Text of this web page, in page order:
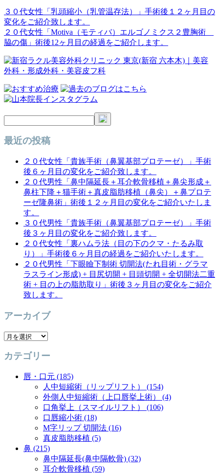
投
稿
ナ
ビ
ゲ
ー
ョ
ン
３０代女性「乳頭縮小（乳管温存法）」手術後１２ヶ月目の
変化をご紹介致します。
２０代女性「Motiva（モティバ）エルゴノミクス２豊胸術
脇の傷」術後12ヶ月目の経過をご紹介します。
最近の投稿
２０代女性「貴族手術（鼻翼基部プロテーゼ）」手術
後６ヶ月目の変化をご紹介致します。
２０代男性「鼻中隔延長＋耳介軟骨移植＋鼻尖形成＋
鼻柱下降＋猫手術＋真皮脂肪移植（鼻尖）＋鼻プロテ
ーゼ隆鼻術」術後１２ヶ月目の変化をご紹介いたしま
す。
３０代男性「貴族手術（鼻翼基部プロテーゼ）」手術
後３ヶ月目の変化をご紹介致します。
２０代女性「裏ハムラ法（目の下のクマ・たるみ取
り）」手術後６ヶ月目の経過をご紹介いたします。
２０代男性「下眼瞼下制術 切開法(たれ目術・グラマ
ラスライン形成) + 目尻切開 + 目頭切開 + 全切開法二重
術 + 目の上の脂肪取り」術後３ヶ月目の変化をご紹介
致します。
アーカイブ
ア
カ
カテゴリー
唇・口元 (185)
人中短縮術（リップリフト） (154)
外側人中短縮術（上口唇挙上術） (4)
口角挙上（スマイルリフト） (106)
口唇縮小術 (18)
M字リップ 切開法 (16)
真皮脂肪移植 (5)
鼻 (215)
鼻中隔延長(鼻中隔軟骨) (32)
耳介軟骨移植 (59)